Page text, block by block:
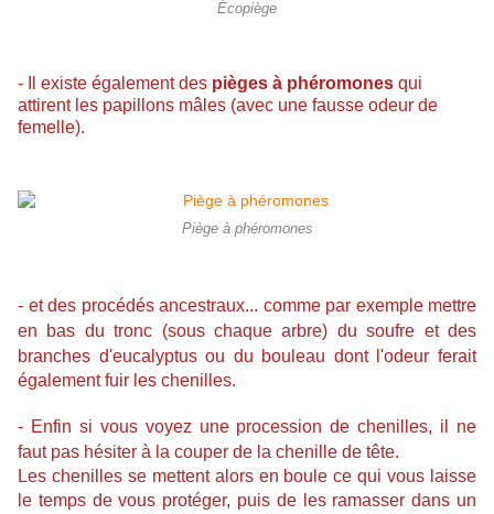
Écopiège
- Il existe également des pièges à phéromones qui
attirent les papillons mâles (avec une fausse odeur de
femelle).
Piège à phéromones
- et des procédés ancestraux... comme par exemple mettre
en bas du tronc (sous chaque arbre) du soufre et des
branches d'eucalyptus ou du bouleau dont l'odeur ferait
également fuir les chenilles.
- Enfin si vous voyez une procession de chenilles, il ne
faut pas hésiter à la couper de la chenille de tête.
Les chenilles se mettent alors en boule ce qui vous laisse
le temps de vous protéger, puis de les ramasser dans un